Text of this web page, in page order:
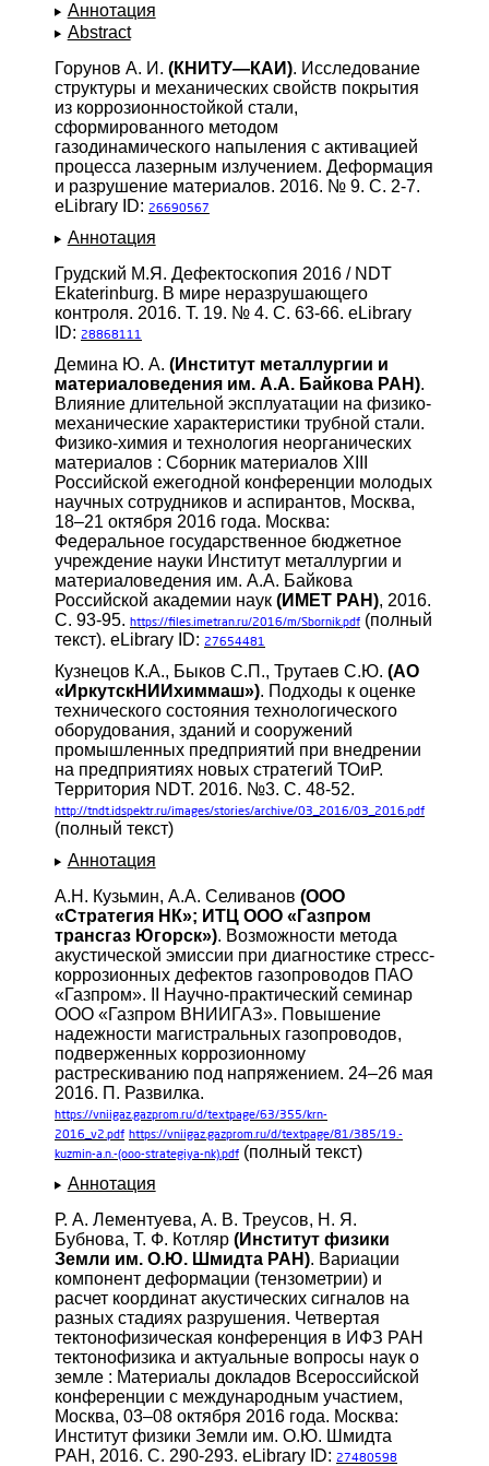
Аннотация
Abstract
Горунов А. И. (КНИТУ—КАИ). Исследование
структуры и механических свойств покрытия
из коррозионностойкой стали,
сформированного методом
газодинамического напыления с активацией
процесса лазерным излучением. Деформация
и разрушение материалов. 2016. № 9. С. 2-7.
eLibrary ID: 26690567
Аннотация
Грудский М.Я. Дефектоскопия 2016 / NDT
Ekaterinburg. В мире неразрушающего
контроля. 2016. Т. 19. № 4. С. 63-66. eLibrary
ID: 28868111
Демина Ю. А. (Институт металлургии и
материаловедения им. А.А. Байкова РАН).
Влияние длительной эксплуатации на физико-
механические характеристики трубной стали.
Физико-химия и технология неорганических
материалов : Сборник материалов XIII
Российской ежегодной конференции молодых
научных сотрудников и аспирантов, Москва,
18–21 октября 2016 года. Москва:
Федеральное государственное бюджетное
учреждение науки Институт металлургии и
материаловедения им. А.А. Байкова
Российской академии наук (ИМЕТ РАН), 2016.
С. 93-95. https://files.imetran.ru/2016/m/Sbornik.pdf (полный
текст). eLibrary ID: 27654481
Кузнецов К.А., Быков С.П., Трутаев С.Ю. (АО
«ИркутскНИИхиммаш»). Подходы к оценке
технического состояния технологического
оборудования, зданий и сооружений
промышленных предприятий при внедрении
на предприятиях новых стратегий ТОиР.
Территория NDT. 2016. №3. С. 48-52.
http://tndt.idspektr.ru/images/stories/archive/03_2016/03_2016.pdf
(полный текст)
Аннотация
А.Н. Кузьмин, А.А. Селиванов (ООО
«Стратегия НК»; ИТЦ ООО «Газпром
трансгаз Югорск»). Возможности метода
акустической эмиссии при диагностике стресс-
коррозионных дефектов газопроводов ПАО
«Газпром». II Научно-практический семинар
ООО «Газпром ВНИИГАЗ». Повышение
надежности магистральных газопроводов,
подверженных коррозионному
растрескиванию под напряжением. 24–26 мая
2016. П. Развилка.
https://vniigaz.gazprom.ru/d/textpage/63/355/krn-
2016_v2.pdf https://vniigaz.gazprom.ru/d/textpage/81/385/19.-
kuzmin-a.n.-(ooo-strategiya-nk).pdf (полный текст)
Аннотация
Р. А. Лементуева, А. В. Треусов, Н. Я.
Бубнова, Т. Ф. Котляр (Институт физики
Земли им. О.Ю. Шмидта РАН). Вариации
компонент деформации (тензометрии) и
расчет координат акустических сигналов на
разных стадиях разрушения. Четвертая
тектонофизическая конференция в ИФЗ РАН
тектонофизика и актуальные вопросы наук о
земле : Материалы докладов Всероссийской
конференции с международным участием,
Москва, 03–08 октября 2016 года. Москва:
Институт физики Земли им. О.Ю. Шмидта
РАН, 2016. С. 290-293. eLibrary ID: 27480598